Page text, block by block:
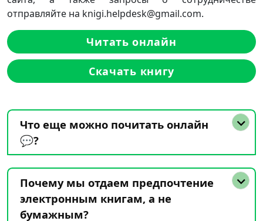
отправляйте на knigi.helpdesk@gmail.com.
Читать онлайн
Скачать книгу
Что еще можно почитать онлайн
💬?
Почему мы отдаем предпочтение
электронным книгам, а не
бумажным?